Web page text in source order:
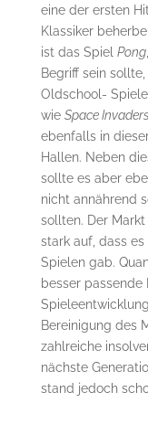
eine der ersten
Klassiker
ist das Spiel Pong
Begriff sein
Oldschool-
wie Space Invaders
ebenfalls in
Hallen. Neben
sollte es aber
nicht annährend
sollten. Der
stark auf, dass
Spielen gab.
besser
Bereinigung des
zahlreiche
nächste
stand jedoch